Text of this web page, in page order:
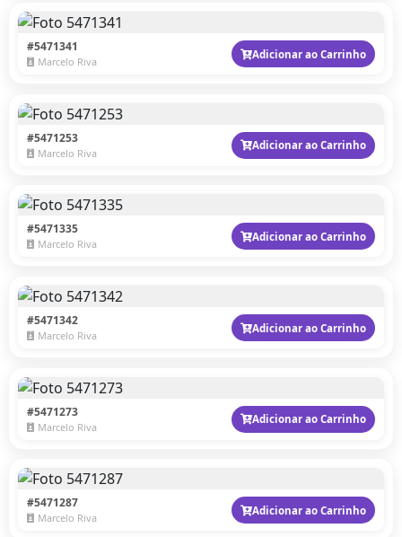
#5471341
Marcelo Riva
Adicionar ao Carrinho
#5471253
Marcelo Riva
Adicionar ao Carrinho
#5471335
Marcelo Riva
Adicionar ao Carrinho
#5471342
Marcelo Riva
Adicionar ao Carrinho
#5471273
Marcelo Riva
Adicionar ao Carrinho
#5471287
Marcelo Riva
Adicionar ao Carrinho